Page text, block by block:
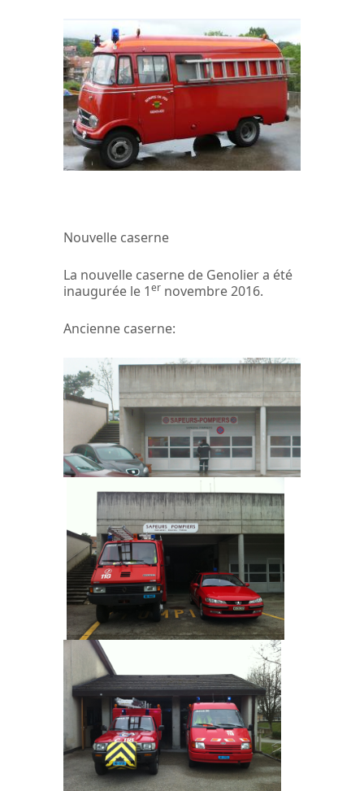
Nouvelle caserne
La nouvelle caserne de Genolier a été
inaugurée le 1er novembre 2016.
Ancienne caserne: